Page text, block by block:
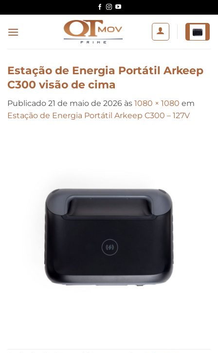
to
content
Estação de Energia Portátil Arkeep
C300 visão de cima
Publicado 21 de maio de 2026 às 1080 × 1080 em
Estação de Energia Portátil Arkeep C300 – 127V